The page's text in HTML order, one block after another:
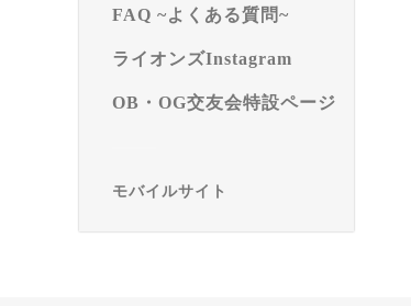
FAQ ~よくある質問~
ライオンズInstagram
OB・OG交友会特設ページ
モバイルサイト